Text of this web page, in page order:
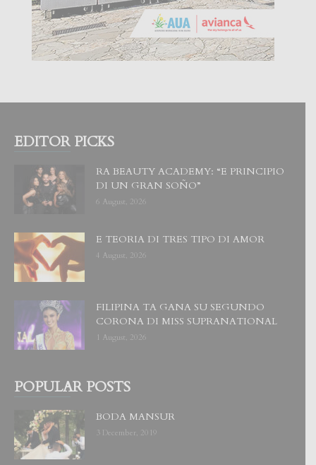
EDITOR PICKS
RA BEAUTY ACADEMY: “E PRINCIPIO
DI UN GRAN SOÑO”
6 August, 2026
E TEORIA DI TRES TIPO DI AMOR
4 August, 2026
FILIPINA TA GANA SU SEGUNDO
CORONA DI MISS SUPRANATIONAL
1 August, 2026
POPULAR POSTS
BODA MANSUR
3 December, 2019